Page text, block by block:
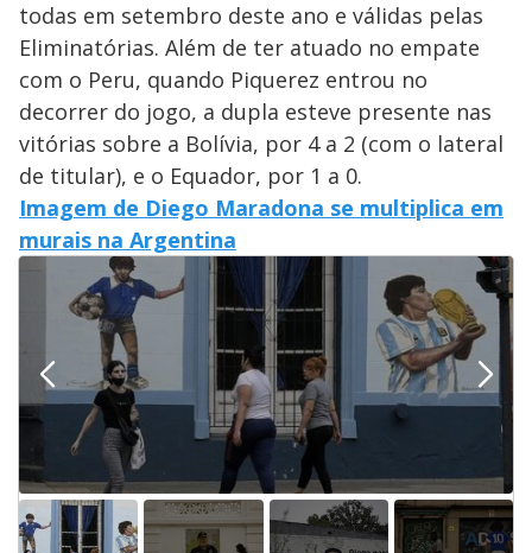
todas em setembro deste ano e válidas pelas
Eliminatórias. Além de ter atuado no empate
com o Peru, quando Piquerez entrou no
decorrer do jogo, a dupla esteve presente nas
vitórias sobre a Bolívia, por 4 a 2 (com o lateral
de titular), e o Equador, por 1 a 0.
Imagem de Diego Maradona se multiplica em
murais na Argentina